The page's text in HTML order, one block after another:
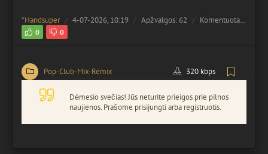
*Handsuper 4-07-2026, 10:19 Apžvalgos: 62 Komentuota: 0
0 0
Pop-Club-Mix-Remix 320 kbps
Dėmesio svečias! Jūs neturite prieigos prie pilnos
naujienos. Prašome prisijungti arba registruotis.